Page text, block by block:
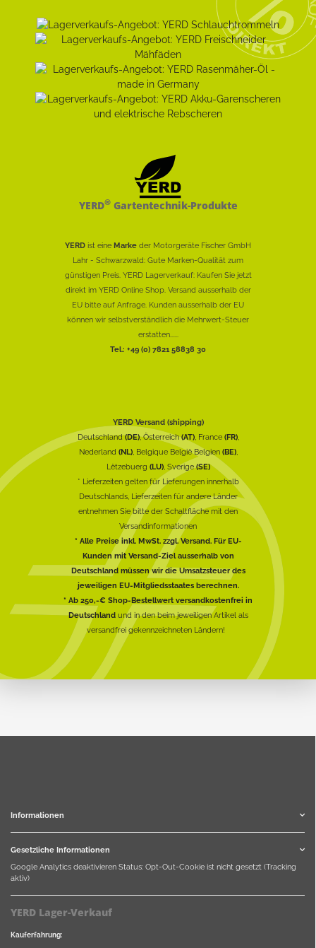
YERD®Gartentechnik-Produkte
YERD ist eine Marke der Motorgeräte Fischer GmbH
Lahr - Schwarzwald: Gute Marken-Qualität zum
günstigen Preis. YERD Lagerverkauf: Kaufen Sie jetzt
direkt im YERD Online Shop. Versand ausserhalb der
EU bitte auf Anfrage. Kunden ausserhalb der EU
können wir selbstverständlich die Mehrwert-Steuer
erstatten......
Tel.: +49 (0) 7821 58838 30
YERD Versand (shipping)
Deutschland(DE), Österreich(AT), France (FR),
Nederland (NL), Belgique België Belgien (BE),
Lëtzebuerg (LU), Sverige(SE)
* Lieferzeiten gelten für Lieferungen innerhalb
Deutschlands, Lieferzeiten für andere Länder
entnehmen Sie bitte der Schaltfläche mit den
Versandinformationen
* Alle Preise inkl. MwSt. zzgl. Versand. Für EU-
Kunden mit Versand-Ziel ausserhalb von
Deutschland müssen wir die Umsatzsteuer des
jeweiligen EU-Mitgliedsstaates berechnen.
* Ab 250,-€ Shop-Bestellwert versandkostenfrei in
Deutschlandund in den beim jeweiligen Artikel als
versandfrei gekennzeichneten Ländern!
Informationen
Gesetzliche Informationen
Google Analytics deaktivieren Status: Opt-Out-Cookie ist nicht gesetzt (Tracking
aktiv)
YERD Lager-Verkauf
Kauferfahrung: